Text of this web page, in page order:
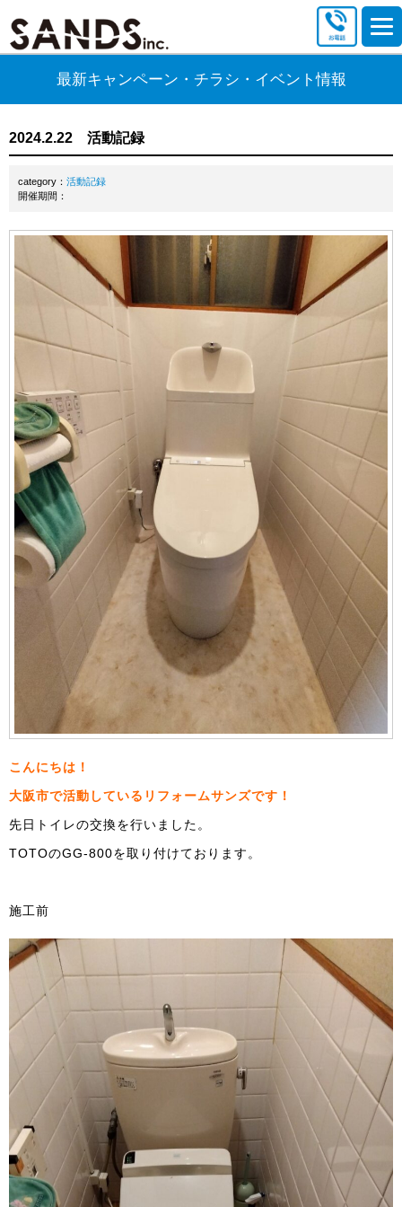
最新キャンペーン・チラシ・イベント情報
2024.2.22 活動記録
category： 活動記録
開催期間：
こんにちは！
大阪市で活動しているリフォームサンズです！
先日トイレの交換を行いました。
TOTOのGG-800を取り付けております。
施工前